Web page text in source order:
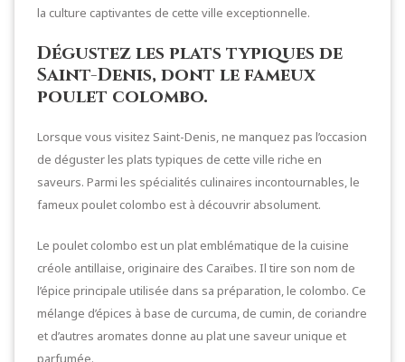
la culture captivantes de cette ville exceptionnelle.
Dégustez les plats typiques de
Saint-Denis, dont le fameux
poulet colombo.
Lorsque vous visitez Saint-Denis, ne manquez pas l’occasion
de déguster les plats typiques de cette ville riche en
saveurs. Parmi les spécialités culinaires incontournables, le
fameux poulet colombo est à découvrir absolument.
Le poulet colombo est un plat emblématique de la cuisine
créole antillaise, originaire des Caraïbes. Il tire son nom de
l’épice principale utilisée dans sa préparation, le colombo. Ce
mélange d’épices à base de curcuma, de cumin, de coriandre
et d’autres aromates donne au plat une saveur unique et
parfumée.